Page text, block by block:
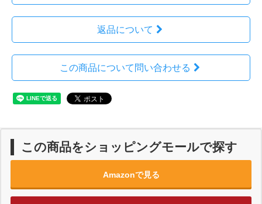
返品について
この商品について問い合わせる
この商品をショッピングモールで探す
Amazonで見る